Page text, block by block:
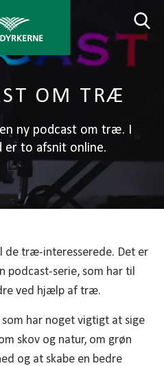
OM TRÆ
ny podcast om træ. I
er to afsnit online.
de træ-interesserede. Det er
podcast-serie, som har til
ved hjælp af træ.
har noget vigtigt at sige
skov og natur, om grøn
og at skabe en bedre